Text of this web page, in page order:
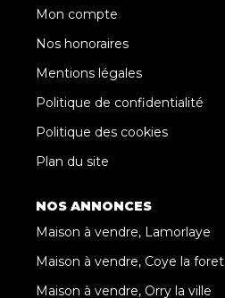
Mon compte
Nos honoraires
Mentions légales
Politique de confidentialité
Politique des cookies
Plan du site
NOS ANNONCES
Maison à vendre, Lamorlaye
Maison à vendre, Coye la foret
Maison à vendre, Orry la ville